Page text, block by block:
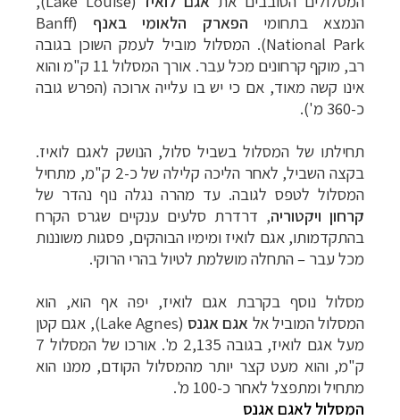
הנמצא בתחומי הפארק הלאומי באנף (
Banff
National Park). המסלול מוביל לעמק השוכן בגובה
רב, מוקף קרחונים מכל עבר. אורך המסלול 11 ק"מ והוא
אינו קשה מאוד, אם כי יש בו עלייה ארוכה (הפרש גובה
כ-360 מ').
תחילתו של המסלול בשביל סלול, הנושק לאגם לואיז.
בקצה השביל, לאחר הליכה קלילה של כ-2 ק"מ, מתחיל
המסלול לטפס לגובה. עד מהרה נגלה נוף נהדר של
קרחון ויקטוריה, דרדרת סלעים ענקיים שגרס הקרח
בהתקדמותו, אגם לואיז ומימיו הבוהקים, פסגות משוננות
מכל עבר –התחלה מושלמת לטיול בהרי הרוקי.
מסלול נוסף בקרבת אגם לואיז, יפה אף הוא, הוא
המסלול המוביל אל אגם אגנס (
Lake Agnes), אגם קטן
מעל אגם לואיז, בגובה 2,135
מ'. אורכו של המסלול 7
ק"מ, והוא מעט קצר יותר מהמסלול הקודם, ממנו הוא
מתחיל ומתפצל לאחר כ-100 מ'.
המסלול לאגם אגנס